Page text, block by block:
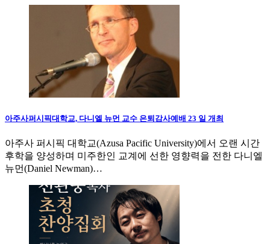
아주사퍼시픽대학교, 다니엘 뉴먼 교수 은퇴감사예배 23 일 개최
아주사 퍼시픽 대학교(Azusa Pacific University)에서 오랜 시간
후학을 양성하며 미주한인 교계에 선한 영향력을 전한 다니엘
뉴먼(Daniel Newman)…